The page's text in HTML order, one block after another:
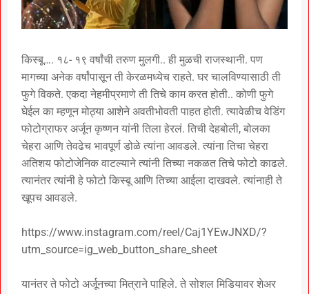
किस्बू…. १८- १९ वर्षांची तरुण मुलगी.. ही मुळची राजस्थानी. पण
मागच्या अनेक वर्षांपासून ती केरळमध्येच राहते. घर चालविण्यासाठी ती
फुगे विकते. एकदा नेहमीप्रमाणे ती तिचे काम करत होती.. कोणी फुगे
घेईल का म्हणून मोठ्या आशेने अवतीभोवती पाहत होती. त्यावेळीच वेडिंग
फोटोग्राफर अर्जून कृष्णन यांनी तिला हेरलं. तिची देहबोली, बोलका
चेहरा आणि तेवढेच भावपूर्ण डोळे त्यांना आवडले. त्यांना तिचा चेहरा
अतिशय फोटोजेनिक वाटल्याने त्यांनी तिच्या नकळत तिचे फोटो काढले.
त्यानंतर त्यांनी हे फोटो किस्बू आणि तिच्या आईला दाखवले. त्यांनाही ते
खूपच आवडले.
https://www.instagram.com/reel/Caj1YEwJNXD/?
utm_source=ig_web_button_share_sheet
यानंतर ते फोटो अर्जूनच्या मित्राने पाहिले. ते सोशल मिडियावर शेअर